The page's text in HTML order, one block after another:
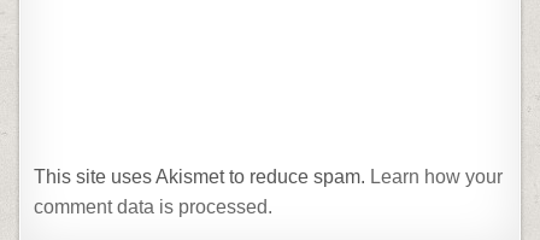
This site uses Akismet to reduce spam. Learn how your
comment data is processed.